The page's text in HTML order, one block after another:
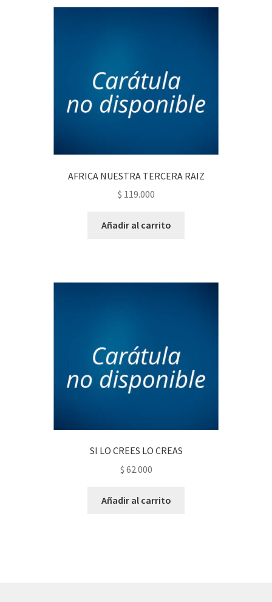
AFRICA NUESTRA TERCERA RAIZ
$ 119.000
Añadir al carrito
SI LO CREES LO CREAS
$ 62.000
Añadir al carrito